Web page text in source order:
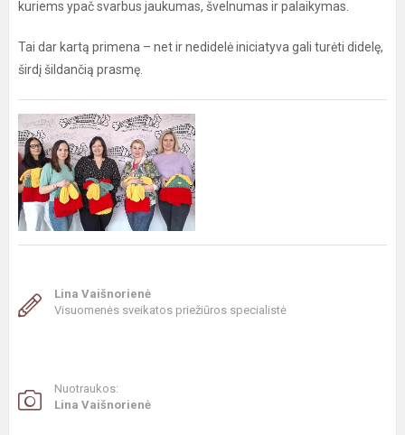
kuriems ypač svarbus jaukumas, švelnumas ir palaikymas.
Tai dar kartą primena – net ir nedidelė iniciatyva gali turėti didelę,
širdį šildančią prasmę.
Lina Vaišnorienė
Visuomenės sveikatos priežiūros specialistė
Nuotraukos:
Lina Vaišnorienė